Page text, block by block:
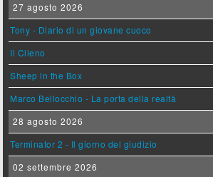
27 agosto 2026
Tony - Diario di un giovane cuoco
Il Cileno
Sheep in the Box
Marco Bellocchio - La porta della realtà
28 agosto 2026
Terminator 2 - Il giorno del giudizio
02 settembre 2026